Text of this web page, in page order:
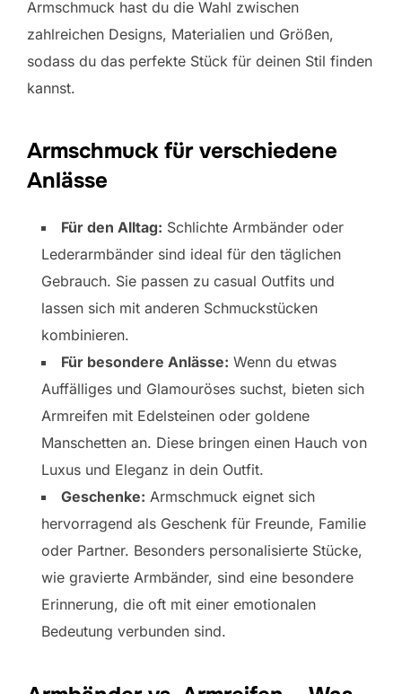
Armschmuck hast du die Wahl zwischen
zahlreichen Designs, Materialien und Größen,
sodass du das perfekte Stück für deinen Stil finden
kannst.
Armschmuck für verschiedene
Anlässe
Für den Alltag: Schlichte Armbänder oder
Lederarmbänder sind ideal für den täglichen
Gebrauch. Sie passen zu casual Outfits und
lassen sich mit anderen Schmuckstücken
kombinieren.
Für besondere Anlässe: Wenn du etwas
Auffälliges und Glamouröses suchst, bieten sich
Armreifen mit Edelsteinen oder goldene
Manschetten an. Diese bringen einen Hauch von
Luxus und Eleganz in dein Outfit.
Geschenke: Armschmuck eignet sich
hervorragend als Geschenk für Freunde, Familie
oder Partner. Besonders personalisierte Stücke,
wie gravierte Armbänder, sind eine besondere
Erinnerung, die oft mit einer emotionalen
Bedeutung verbunden sind.